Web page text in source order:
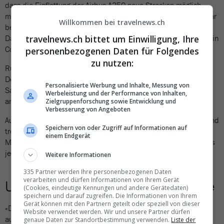
dass die Einflottung der Airbus A350 neue Strecken möglich
macht – darunter auch Ho-Chi-Minh-Stadt. Diese Destination war
bereits im Flugplan von Edelweiss, wurde jedoch gestrichen.
Dank der besseren Wirtschaftlichkeit der A350 könnte sie nun ein
Comeback erleben.
Ruth Landolt von Asia365 sagt dazu: «Ein Direktflug gibt jeder
Destination einen gewaltigen Schub – das liegt in der Natur der
Sache. Wir sind gespannt, ob Ho-Chi-Minh-Stadt wieder
angeflogen wird.»
Auch Stephan Roemer ist überzeugt: «Jeder Direktflug in ein Land
treibt die Einreisezahlen sofort nach oben.» Während Ho-Chi-
Minh-Stadt als Handelszentrum eine wichtige Rolle spiele, sei es
jedoch Hanoi, das touristisch am meisten Potenzial biete.
Unschöne Kehrseite der Medaille
«Das touristische Potential von Vietnam ist bei Weitem nicht
ausgeschöpft», sagt Ruth Landolt von Asia365 klipp und klar –
Willkommen bei travelnews.ch
travelnews.ch bittet um Einwilligung, Ihre
personenbezogenen Daten für Folgendes
zu nutzen:
Personalisierte Werbung und Inhalte, Messung von
Werbeleistung und der Performance von Inhalten,
Zielgruppenforschung sowie Entwicklung und
Verbesserung von Angeboten
Speichern von oder Zugriff auf Informationen auf
einem Endgerät
Weitere Informationen
335 Partner werden Ihre personenbezogenen Daten
verarbeiten und dürfen Informationen von Ihrem Gerät
(Cookies, eindeutige Kennungen und andere Gerätedaten)
speichern und darauf zugreifen. Die Informationen von Ihrem
Gerät können mit den Partnern geteilt oder speziell von dieser
Website verwendet werden. Wir und unsere Partner dürfen
genaue Daten zur Standortbestimmung verwenden. Liste der